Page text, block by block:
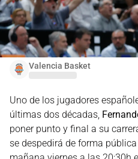
Valencia Basket
Uno de los jugadores
últimas dos décadas,
poner punto y final a su
se despedirá de forma